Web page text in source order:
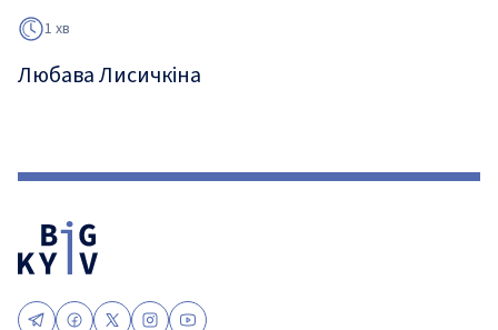
1 хв
Любава Лисичкіна